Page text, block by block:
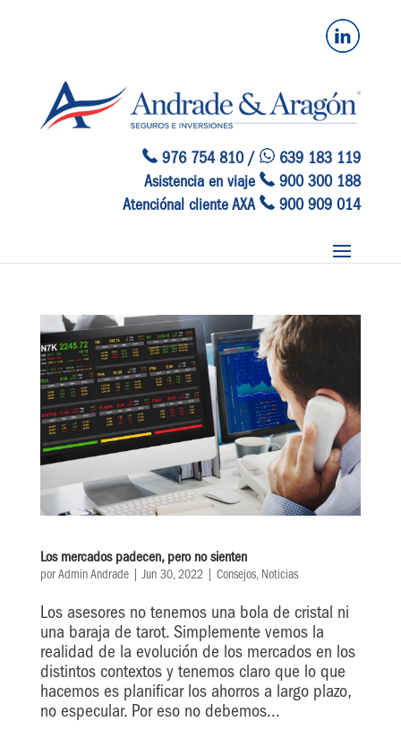
976 754 810 /
639 183 119
Asistencia en viaje
900 300 188
Atenciónal cliente AXA
900 909 014
Los mercados padecen, pero no sienten
por Admin Andrade|Jun 30, 2022 Consejos, Noticias
Los asesores no tenemos una bola de cristal ni
una baraja de tarot. Simplemente vemos la
realidad de la evolución de los mercados en los
distintos contextos y tenemos claro que lo que
hacemos es planificar los ahorros a largo plazo,
no especular. Por eso no debemos...